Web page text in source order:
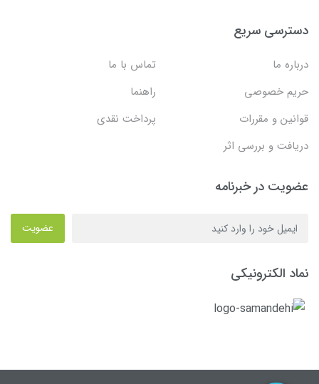
دسترسی سریع
درباره ما
تماس با ما
حریم خصوصی
راهنما
قوانین و مقررات
پرداخت نقدی
دریافت و بررسی اثر
عضویت در خبرنامه
عضویت
نماد الکترونیکی